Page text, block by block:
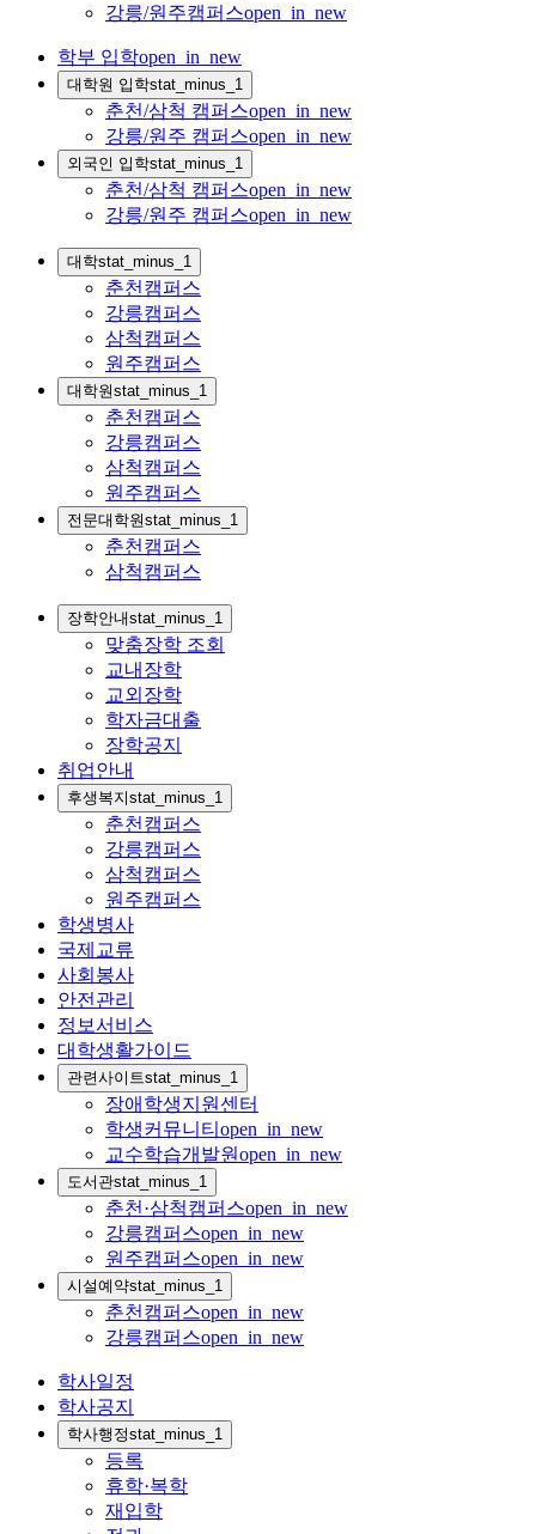
강릉/원주캠퍼스open_in_new
학부 입학open_in_new
대학원 입학stat_minus_1
춘천/삼척 캠퍼스open_in_new
강릉/원주 캠퍼스open_in_new
외국인 입학stat_minus_1
춘천/삼척 캠퍼스open_in_new
강릉/원주 캠퍼스open_in_new
대학stat_minus_1
춘천캠퍼스
강릉캠퍼스
삼척캠퍼스
원주캠퍼스
대학원stat_minus_1
춘천캠퍼스
강릉캠퍼스
삼척캠퍼스
원주캠퍼스
전문대학원stat_minus_1
춘천캠퍼스
삼척캠퍼스
장학안내stat_minus_1
맞춤장학 조회
교내장학
교외장학
학자금대출
장학공지
취업안내
후생복지stat_minus_1
춘천캠퍼스
강릉캠퍼스
삼척캠퍼스
원주캠퍼스
학생병사
국제교류
사회봉사
안전관리
정보서비스
대학생활가이드
관련사이트stat_minus_1
장애학생지원센터
학생커뮤니티 open_in_new
교수학습개발원open_in_new
도서관stat_minus_1
춘천·삼척캠퍼스open_in_new
강릉캠퍼스open_in_new
원주캠퍼스open_in_new
시설예약stat_minus_1
춘천캠퍼스open_in_new
강릉캠퍼스open_in_new
학사일정
학사공지
학사행정stat_minus_1
등록
휴학·복학
재입학